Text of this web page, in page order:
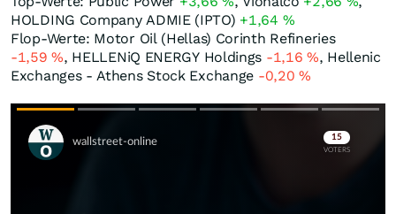
HOLDING Company ADMIE (IPTO) +1,64 %
Flop-Werte: Motor Oil (Hellas) Corinth Refineries
-1,59%, HELLENiQ ENERGY Holdings -1,16%, Hellenic
Exchanges - Athens Stock Exchange -0,20%
Skip